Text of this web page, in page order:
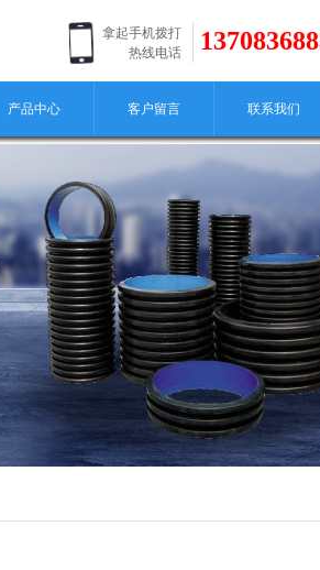
热线电话
产品中心 客户留言 联系我们
拿起手机拨打